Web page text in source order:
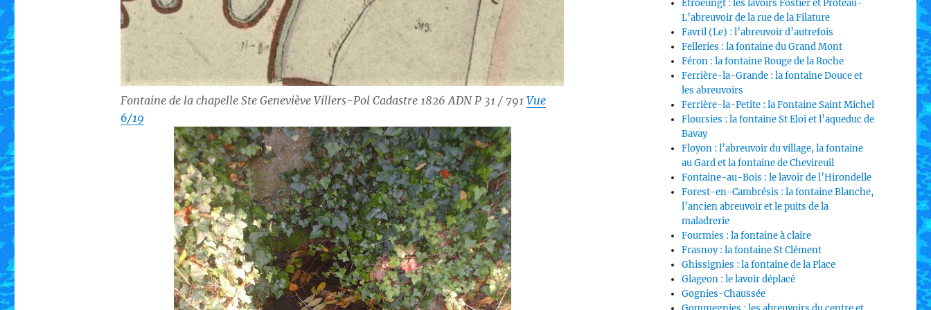
Fontaine de la chapelle Ste Geneviève Villers-Pol Cadastre 1826 ADN P 31 / 791Vue
6/19
Etroeungt : les lavoirs Fostier et Proteau-
L’abreuvoir de la rue de la Filature
Favril (Le) : l’abreuvoir d’autrefois
Felleries : la fontaine du Grand Mont
Féron : la fontaine Rouge de la Roche
Ferrière-la-Grande : la fontaine Douce et
les abreuvoirs
Ferrière-la-Petite : la Fontaine Saint Michel
Floursies : la fontaine St Eloi et l’aqueduc de
Bavay
Floyon : l’abreuvoir du village, la fontaine
au Gard et la fontaine de Chevireuil
Fontaine-au-Bois : le lavoir de l’Hirondelle
Forest-en-Cambrésis : la fontaine Blanche,
l’ancien abreuvoir et le puits de la
maladrerie
Fourmies : la fontaine à claire
Frasnoy : la fontaine St Clément
Ghissignies : la fontaine de la Place
Glageon : le lavoir déplacé
Gognies-Chaussée